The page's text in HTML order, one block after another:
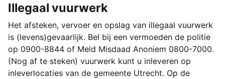
Illegaal vuurwerk
Het afsteken, vervoer en opslag van illegaal vuurwerk
is (levens)gevaarlijk. Bel bij een vermoeden de politie
op 0900-8844 of Meld Misdaad Anoniem 0800-7000.
(Nog af te steken) vuurwerk kunt u inleveren op
inleverlocaties van de gemeente Utrecht. Op de